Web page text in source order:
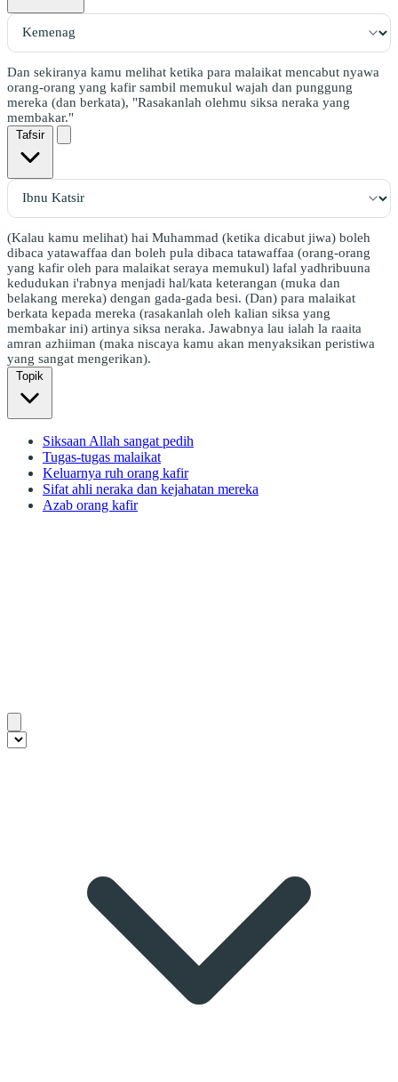
Dan sekiranya kamu melihat ketika para malaikat mencabut nyawa
orang-orang yang kafir sambil memukul wajah dan punggung
mereka (dan berkata), "Rasakanlah olehmu siksa neraka yang
membakar."
Tafsir
(Kalau kamu melihat) hai Muhammad (ketika dicabut jiwa) boleh
dibaca yatawaffaa dan boleh pula dibaca tatawaffaa (orang-orang
yang kafir oleh para malaikat seraya memukul) lafal yadhribuuna
kedudukan i'rabnya menjadi hal/kata keterangan (muka dan
belakang mereka) dengan gada-gada besi. (Dan) para malaikat
berkata kepada mereka (rasakanlah oleh kalian siksa yang
membakar ini) artinya siksa neraka. Jawabnya lau ialah la raaita
amran azhiiman (maka niscaya kamu akan menyaksikan peristiwa
yang sangat mengerikan).
Topik
Siksaan Allah sangat pedih
Tugas-tugas malaikat
Keluarnya ruh orang kafir
Sifat ahli neraka dan kejahatan mereka
Azab orang kafir